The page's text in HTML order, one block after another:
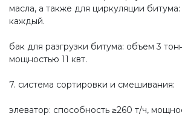
масла, а также для циркуляции битума:
каждый.
бак для разгрузки битума: объем 3
мощностью 11 квт.
7. система сортировки и смешивания:
элеватор: способность ≥260 т/ч,